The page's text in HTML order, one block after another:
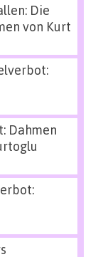
Die
von Kurt
Dahmen